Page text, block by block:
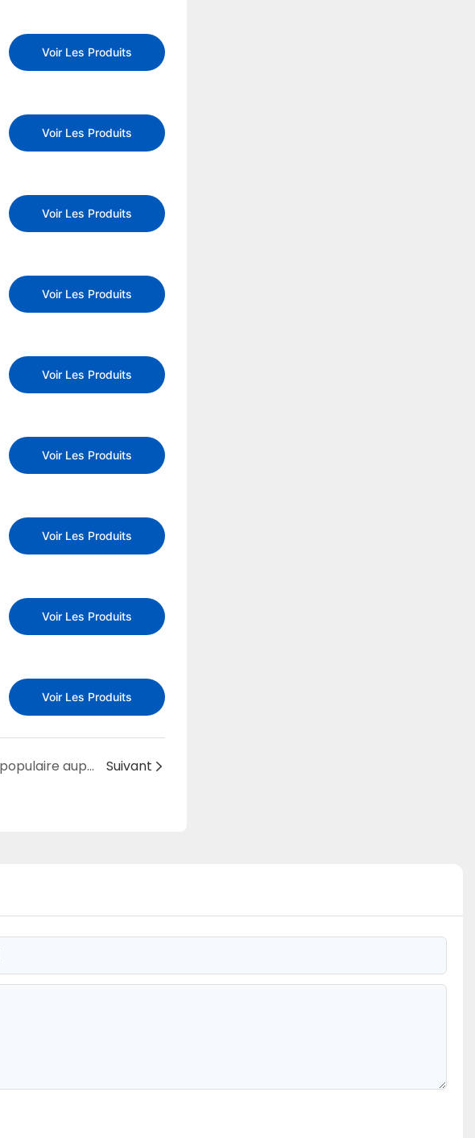
Voir Les Produits
Voir Les Produits
Voir Les Produits
Voir Les Produits
Voir Les Produits
Voir Les Produits
Voir Les Produits
Voir Les Produits
Voir Les Produits
Planche de stand up paddle populaire auprès des clients Suivant